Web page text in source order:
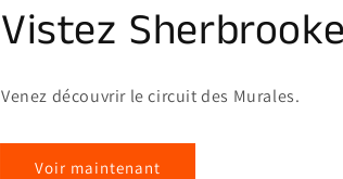
Vistez Sherbrooke
Venez découvrir le circuit des Murales.
Voir maintenant